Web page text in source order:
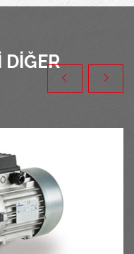
DIĞER